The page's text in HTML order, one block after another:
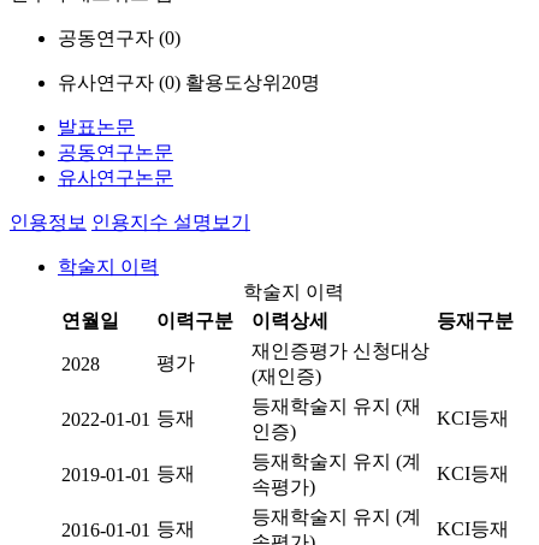
공동연구자 (0)
유사연구자 (0) 활용도상위20명
발표논문
공동연구논문
유사연구논문
인용정보 인용지수 설명보기
학술지 이력
학술지 이력
연월일
이력구분 이력상세 등재구분
2028 평가
재인증평가 신청대상
(재인증)
2022-01-01 등재
등재학술지 유지 (재
인증)
KCI등재
2019-01-01 등재
등재학술지 유지 (계
속평가)
KCI등재
2016-01-01 등재
등재학술지 유지 (계
KCI등재